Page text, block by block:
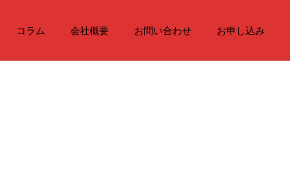
コラム 会社概要 お問い合わせ お申し込み